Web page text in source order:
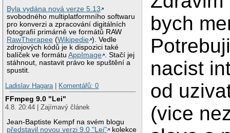
Byla vydána nová verze 5.13
svobodného multiplatformního softwaru
pro konverzi a zpracování digitálních
fotografií primárně ve formátů RAW
RawTherapee (Wikipedie ). Vedle
zdrojových kódů je k dispozici také
balíček ve formátuAppImage . Stačí jej
stáhnout, nastavit právo ke spuštění a
spustit.
Ladislav Hagara
Komentářů: 0
FFmpeg 9.0 "Lei"
4.8. 20:44 | Zajímavý článek
Jean-Baptiste Kempf na svém blogu
představil novou verzi 9.0 "Lei"
kolekce
bych
nacist
od
(vice